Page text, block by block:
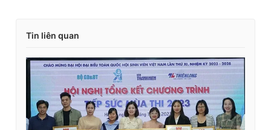
Tin liên quan